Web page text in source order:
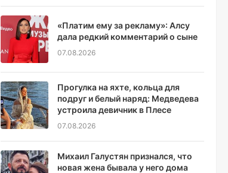
«Платим ему за рекламу»: Алсу
дала редкий комментарий о сыне
07.08.2026
Прогулка на яхте, кольца для
подруг и белый наряд: Медведева
устроила девичник в Плесе
07.08.2026
Михаил Галустян признался, что
новая жена бывала у него дома